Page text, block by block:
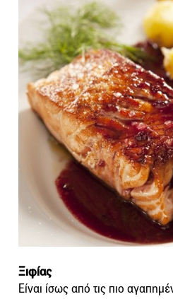
Ξιφίας
Είναι ίσως από τις πιο